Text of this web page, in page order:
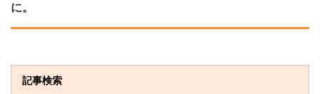
に。
記事検索